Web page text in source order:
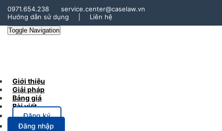
0971.654.238
service.center@caselaw.vn
Hướng dẫn sử dụng
Liên hệ
Toggle Navigation
Giới thiệu
Giải pháp
Bảng giá
Bài viết
Đăng ký
Đăng nhập